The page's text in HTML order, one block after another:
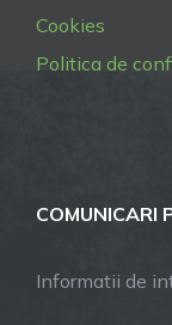
Cookies
Politica de
COMUNICARI
Informatii de